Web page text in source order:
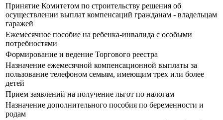
Принятие Комитетом по строительству решения об
осуществлении выплат компенсаций гражданам - владельцам
гаражей
Ежемесячное пособие на ребенка-инвалида с особыми
потребностями
Формирование и ведение Торгового реестра
Назначение ежемесячной компенсационной выплаты за
пользование телефоном семьям, имеющим трех или более
детей
Прием заявлений на получение льгот по налогам
Назначение дополнительного пособия по беременности и
родам